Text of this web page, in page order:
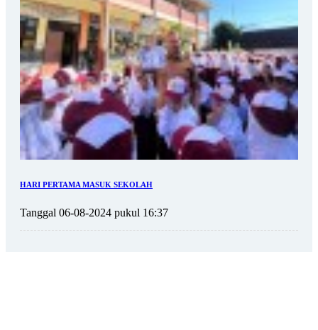
HARI PERTAMA MASUK SEKOLAH
Tanggal 06-08-2024 pukul 16:37